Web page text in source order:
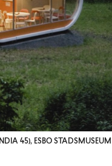
45), ESBO STADSMUSEUM